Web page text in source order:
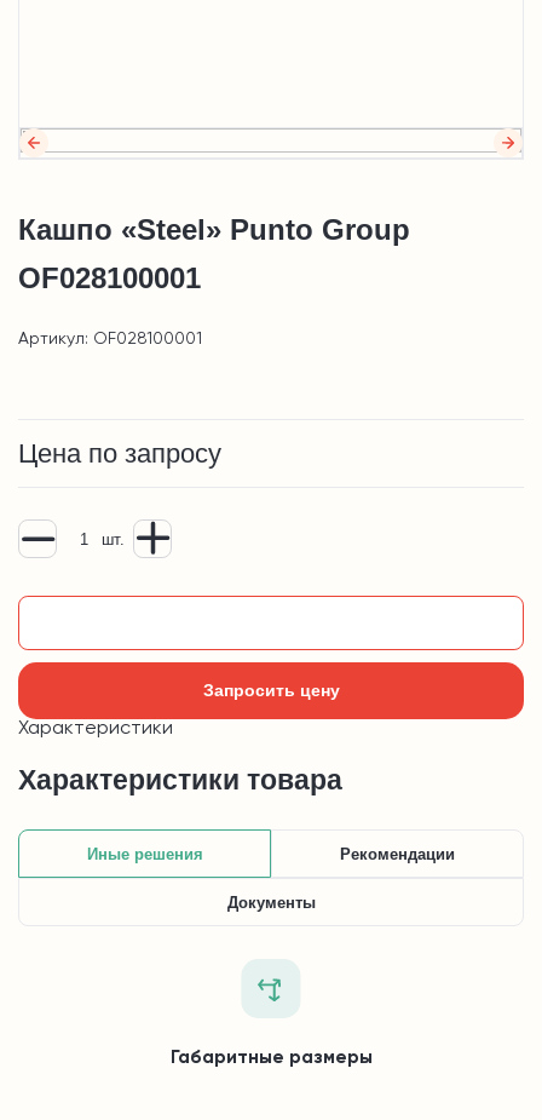
Кашпо «Steel» Punto Group
OF028100001
Артикул: OF028100001
Цена по запросу
шт.
Запросить цену
Характеристики
Характеристики товара
Иные решения Рекомендации
Документы
Габаритные размеры